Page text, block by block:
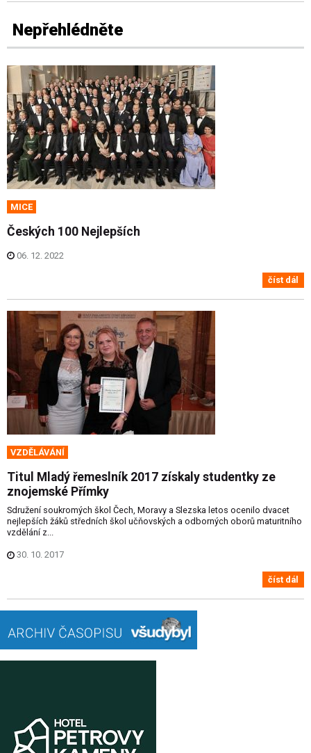
Nepřehlédněte
MICE
Českých 100 Nejlepších
06. 12. 2022
číst dál
VZDĚLÁVÁNÍ
Titul Mladý řemeslník 2017 získaly studentky ze
znojemské Přímky
Sdružení soukromých škol Čech, Moravy a Slezska letos ocenilo dvacet
nejlepších žáků středních škol učňovských a odborných oborů maturitního
vzdělání z...
30. 10. 2017
číst dál